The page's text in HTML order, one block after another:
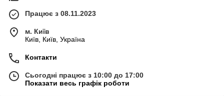
Працює з 08.11.2023
м. Київ
Київ, Київ, Україна
Контакти
Сьогодні працює з 10:00 до 17:00
Показати весь графік роботи